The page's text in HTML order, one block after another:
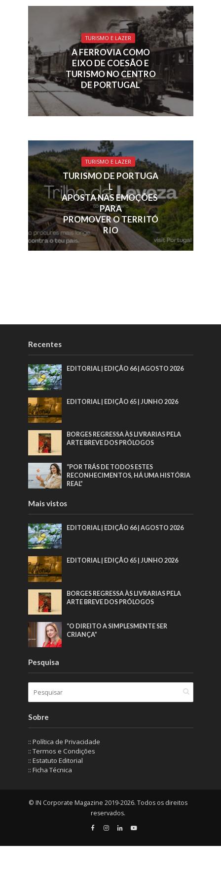
TURISMO E LAZER
A FERROVIA COMO
EIXO DE COESÃO E
TURISMO NO CENTRO
DE PORTUGAL
TURISMO E LAZER
TURISMO DE PORTUGA
L
APOSTA NAS EMOÇÕES
PARA
PROMOVER O TERRITÓ
RIO
Recentes
EDITORIAL | EDIÇÃO 66 | AGOSTO 2026
EDITORIAL | EDIÇÃO 65 | JUNHO 2026
BORGES REGRESSA ÀS LIVRARIAS PELA
ARTE BREVE DOS PRÓLOGOS
“POR TRÁS DE TODOS ESTES
RECONHECIMENTOS, HÁ UMA HISTÓRIA
REAL”
Mais vistos
EDITORIAL | EDIÇÃO 66 | AGOSTO 2026
EDITORIAL | EDIÇÃO 65 | JUNHO 2026
BORGES REGRESSA ÀS LIVRARIAS PELA
ARTE BREVE DOS PRÓLOGOS
“O DIREITO A SIMPLESMENTE SER
CRIANÇA”
Pesquisa
Sobre
:: Política de Privacidade
:: Termos e Condições
:: Estatuto Editorial
:: Ficha Técnica
© IN Corporate Magazine 2019-2026. Todos os direitos
reservados.